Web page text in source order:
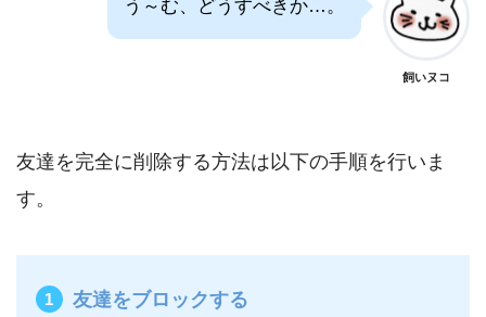
う～む、どうすべきか…。
飼いヌコ
友達を完全に削除する方法は以下の手順を行いま
す。
友達をブロックする